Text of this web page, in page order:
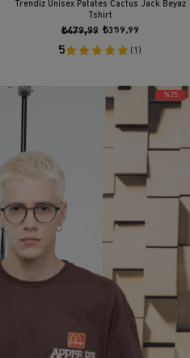
Trendiz Unisex Patates Cactus Jack Beyaz
Tshirt
₺359,99
₺479,99
5 (1)
%25